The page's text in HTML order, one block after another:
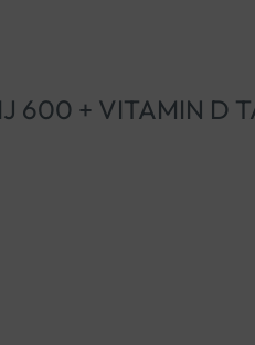
600 + VITAMIN D